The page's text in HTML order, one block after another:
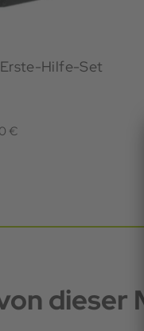
Hilfe-Set
€
dieser